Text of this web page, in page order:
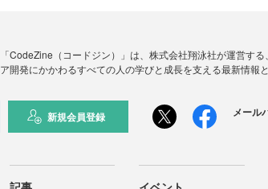
「CodeZine（コードジン）」は、株式会社翔泳社が運営す
ア開発にかかわるすべての人の学びと成長を支える最新情報
新規会員登録 メール